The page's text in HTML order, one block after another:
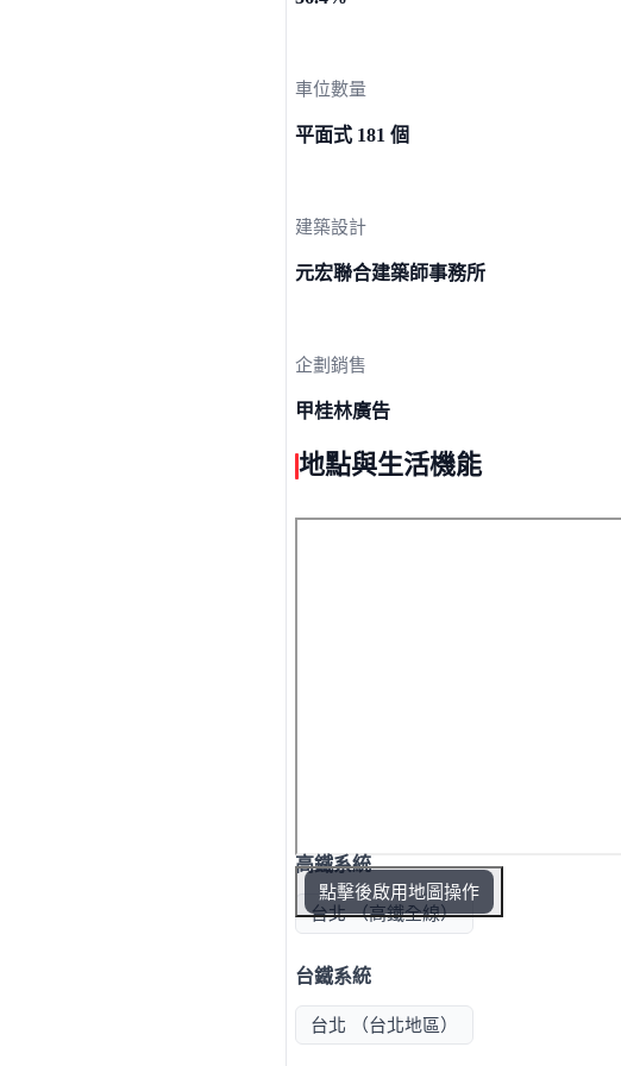
車位數量
平面式 181 個
建築設計
元宏聯合建築師事務所
企劃銷售
甲桂林廣告
地點與生活機能
點擊後啟用地圖操作
高鐵系統
台北 （高鐵全線）
台鐵系統
台北 （台北地區）